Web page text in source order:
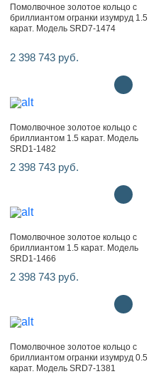
Помолвочное золотое кольцо с
бриллиантом огранки изумруд 1.5
карат. Модель SRD7-1474
2 398 743 руб.
Помолвочное золотое кольцо с
бриллиантом 1.5 карат. Модель
SRD1-1482
2 398 743 руб.
Помолвочное золотое кольцо с
бриллиантом 1.5 карат. Модель
SRD1-1466
2 398 743 руб.
Помолвочное золотое кольцо с
бриллиантом огранки изумруд 0.5
карат. Модель SRD7-1381